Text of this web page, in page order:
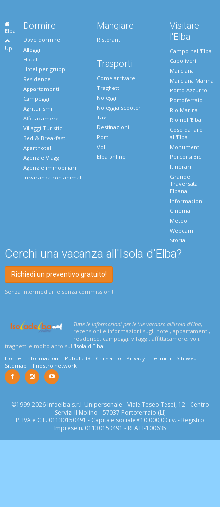
Elba
Up
Dormire
Dove dormire
Alloggi
Hotel
Hotel per gruppi
Residence
Appartamenti
Campeggi
Agriturismi
Affittacamere
Villaggi Turistici
Bed & Breakfast
Aparthotel
Agenzie Viaggi
Agenzie immobiliari
In vacanza con animali
Mangiare
Ristoranti
Trasporti
Come arrivare
Traghetti
Noleggi
Noleggia scooter
Taxi
Destinazioni
Porti
Voli
Elba online
Visitare
l'Elba
Campo nell'Elba
Capoliveri
Marciana
Marciana Marina
Porto Azzurro
Portoferraio
Rio Marina
Rio nell'Elba
Cose da fare
all'Elba
Monumenti
Percorsi Bici
Itinerari
Grande
Traversata
Elbana
Informazioni
Cinema
Meteo
Webcam
Storia
Cerchi una vacanza all'Isola d'Elba?
Richiedi un preventivo gratuito!
Senza intermediari e senza commissioni!
Tutte le informazioni per le tue vacanza all'Isola d'Elba,
recensioni e informazioni sugli hotel, appartamenti,
residence, campeggi, villaggi, affittacamere, voli,
traghetti e molto altro sull'Isola d'Elba!
Home
Informazioni Pubblicità Chi siamo Privacy Termini
Siti web
Sitemap
il nostro network
©1999-2026 Infoelba s.r.l. Unipersonale - Viale Teseo Tesei, 12 - Centro
Servizi Il Molino - 57037 Portoferraio (LI)
P. IVA e C.F. 01130150491 - Capitale sociale €10.000,00 i.v. - Registro
Imprese n. 01130150491 - REA LI-100635